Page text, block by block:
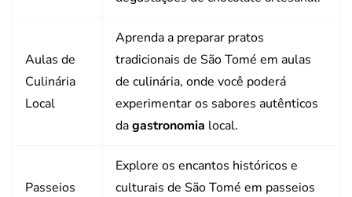
Aulas de
Culinária
Local
Aprenda a preparar pratos
tradicionais de São Tomé em aulas
de culinária, onde você poderá
experimentar os sabores autênticos
dagastronomia local.
Passeios
Explore os encantos históricos e
culturais de São Tomé em passeios